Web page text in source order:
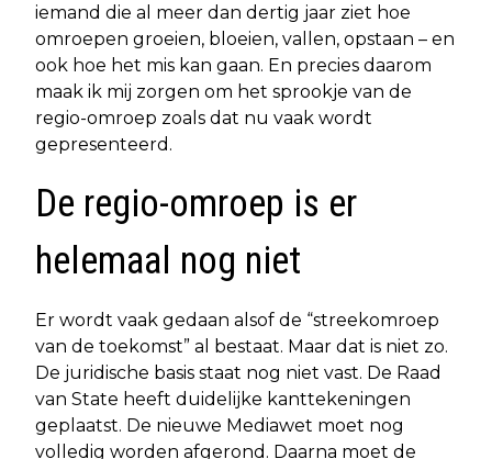
iemand die al meer dan dertig jaar ziet hoe
omroepen groeien, bloeien, vallen, opstaan – en
ook hoe het mis kan gaan. En precies daarom
maak ik mij zorgen om het sprookje van de
regio-omroep zoals dat nu vaak wordt
gepresenteerd.
De regio-omroep is er
helemaal nog niet
Er wordt vaak gedaan alsof de “streekomroep
van de toekomst” al bestaat. Maar dat is niet zo.
De juridische basis staat nog niet vast. De Raad
van State heeft duidelijke kanttekeningen
geplaatst. De nieuwe Mediawet moet nog
volledig worden afgerond. Daarna moet de